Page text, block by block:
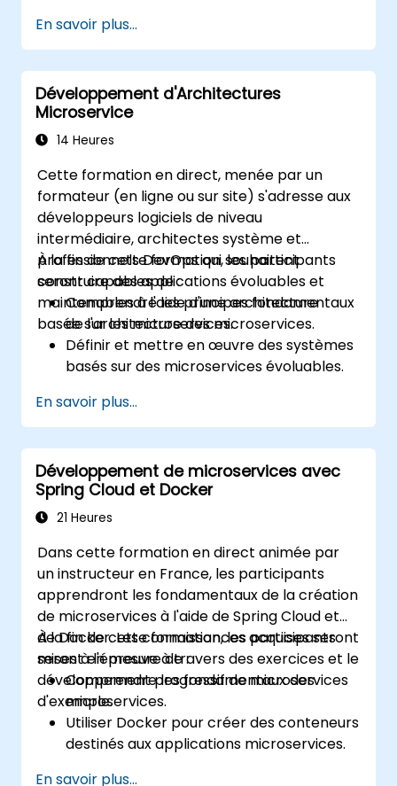
En savoir plus...
Développement d'Architectures
Microservice
14 Heures
Cette formation en direct, menée par un
formateur (en ligne ou sur site) s'adresse aux
développeurs logiciels de niveau
intermédiaire, architectes système et
professionnels DevOps qui souhaitent
construire des applications évoluables et
maintenables à l'aide d'une architecture
basée sur les microservices.
À la fin de cette formation, les participants
seront capables de :
Comprendre les principes fondamentaux
de l'architecture des microservices.
Définir et mettre en œuvre des systèmes
basés sur des microservices évoluables.
les meilleures pratiques pour les
microservices.
Mettre en œuvre des approches
orientées événements telles que CQRS et
l'event sourcing.
Aborder les défis liés à l'exploitation du
microservices.
En savoir plus...
Développement de microservices avec
Spring Cloud et Docker
21 Heures
Dans cette formation en direct animée par
un instructeur en France, les participants
apprendront les fondamentaux de la création
de microservices à l'aide de Spring Cloud et
de Docker. Les connaissances acquises seront
mises à l'épreuve à travers des exercices et le
développement progressif de microservices
d'exemple.
À la fin de cette formation, les participants
seront en mesure de :
Comprendre les fondamentaux des
microservices.
Utiliser Docker pour créer des conteneurs
destinés aux applications microservices.
En savoir plus...